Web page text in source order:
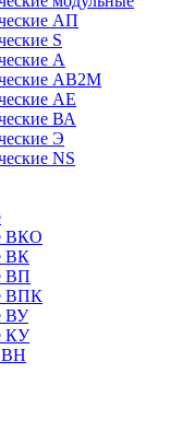
АП
S
А
АВ2М
АЕ
ВА
Э
NS
ВКО
ВК
ВП
ВПК
ВУ
КУ
ВН